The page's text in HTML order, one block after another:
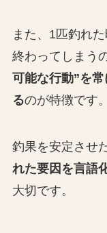
また、1匹釣れ
終わってしまう
可能な行動”を
るのが特徴です。
釣果を安定させ
れた要因を言語
大切です。